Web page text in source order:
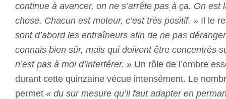
continue à avancer, on ne s’arrête pas à ça. On est
chose. Chacun est moteur, c’est très positif. » Il le
sont d’abord les entraîneurs afin de ne pas
connais bien sûr, mais qui doivent être concentrés
n’est pas à moi d’interférer. » Un rôle de l’ombre
durant cette quinzaine vécue intensément. Le
permet « du sur mesure qu’il faut adapter en